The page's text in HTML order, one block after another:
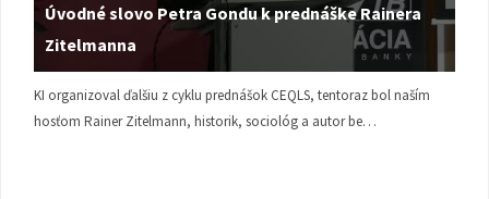
Úvodné slovo Petra Gondu k prednáške Rainera
Zitelmanna
KI organizoval ďalšiu z cyklu prednášok CEQLS, tentoraz bol naším
hosťom Rainer Zitelmann, historik, sociológ a autor be…